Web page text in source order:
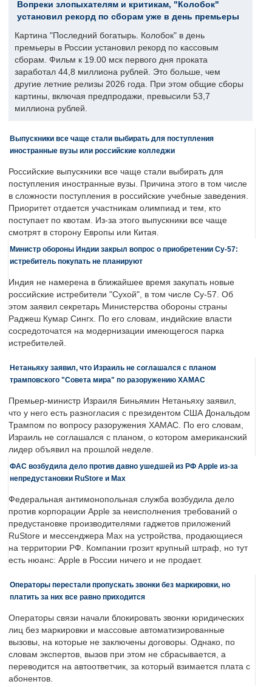
Вопреки злопыхателям и критикам, "Колобок"
установил рекорд по сборам уже в день премьеры
Картина "Последний богатырь. Колобок" в день
премьеры в России установил рекорд по кассовым
сборам. Фильм к 19.00 мск первого дня проката
заработал 44,8 миллиона рублей. Это больше, чем
другие летние релизы 2026 года. При этом общие сборы
картины, включая предпродажи, превысили 53,7
миллиона рублей.
Выпускники все чаще стали выбирать для поступления
иностранные вузы или российские колледжи
Российские выпускники все чаще стали выбирать для
поступления иностранные вузы. Причина этого в том числе
в сложности поступления в российские учебные заведения.
Приоритет отдается участникам олимпиад и тем, кто
поступает по квотам. Из-за этого выпускники все чаще
смотрят в сторону Европы или Китая.
Министр обороны Индии закрыл вопрос о приобретении Су-57:
истребитель покупать не планируют
Индия не намерена в ближайшее время закупать новые
российские истребители "Сухой", в том числе Су-57. Об
этом заявил секретарь Министерства обороны страны
Раджеш Кумар Сингх. По его словам, индийские власти
сосредоточатся на модернизации имеющегося парка
истребителей.
Нетаньяху заявил, что Израиль не соглашался с планом
трамповского "Совета мира" по разоружению ХАМАС
Премьер-министр Израиля Биньямин Нетаньяху заявил,
что у него есть разногласия с президентом США Дональдом
Трампом по вопросу разоружения ХАМАС. По его словам,
Израиль не соглашался с планом, о котором американский
лидер объявил на прошлой неделе.
ФАС возбудила дело против давно ушедшей из РФ Apple из-за
непредустановки RuStore и Max
Федеральная антимонопольная служба возбудила дело
против корпорации Apple за неисполнения требований о
предустановке производителями гаджетов приложений
RuStore и мессенджера Max на устройства, продающиеся
на территории РФ. Компании грозит крупный штраф, но тут
есть нюанс: Apple в России ничего и не продает.
Операторы перестали пропускать звонки без маркировки, но
платить за них все равно приходится
Операторы связи начали блокировать звонки юридических
лиц без маркировки и массовые автоматизированные
вызовы, на которые не заключены договоры. Однако, по
словам экспертов, вызов при этом не сбрасывается, а
переводится на автоответчик, за который взимается плата с
абонентов.